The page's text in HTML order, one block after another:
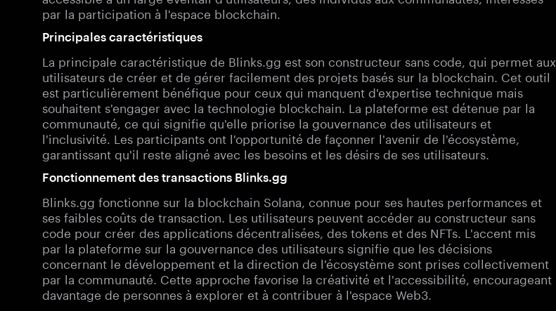
par la participation à l'espace blockchain.
Principales caractéristiques
La principale caractéristique de Blinks.gg est son constructeur sans code, qui permet aux
utilisateurs de créer et de gérer facilement des projets basés sur la blockchain. Cet outil
est particulièrement bénéfique pour ceux qui manquent d'expertise technique mais
souhaitent s'engager avec la technologie blockchain. La plateforme est détenue par la
communauté, ce qui signifie qu'elle priorise la gouvernance des utilisateurs et
l'inclusivité. Les participants ont l'opportunité de façonner l'avenir de l'écosystème,
garantissant qu'il reste aligné avec les besoins et les désirs de ses utilisateurs.
Fonctionnement des transactions Blinks.gg
Blinks.gg fonctionne sur la blockchain Solana, connue pour ses hautes performances et
ses faibles coûts de transaction. Les utilisateurs peuvent accéder au constructeur sans
code pour créer des applications décentralisées, des tokens et des NFTs. L'accent mis
par la plateforme sur la gouvernance des utilisateurs signifie que les décisions
concernant le développement et la direction de l'écosystème sont prises collectivement
par la communauté. Cette approche favorise la créativité et l'accessibilité, encourageant
davantage de personnes à explorer et à contribuer à l'espace Web3.